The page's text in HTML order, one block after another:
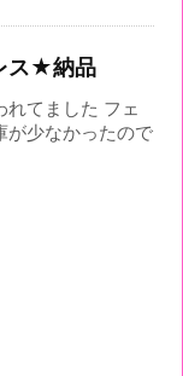
ス★納品
れてました フェ
が少なかったので